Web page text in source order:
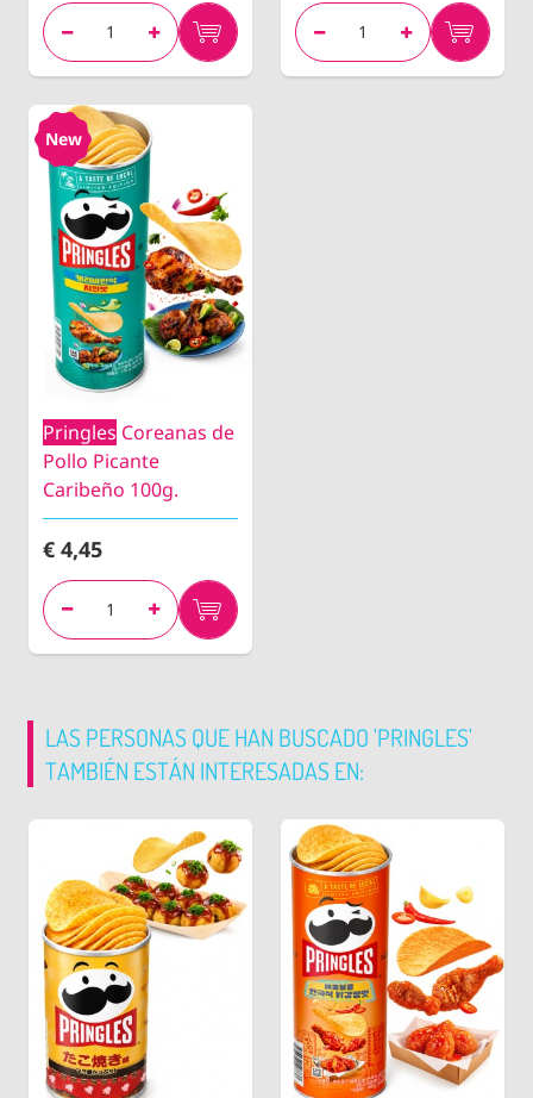
New
Pringles Coreanas de
Pollo Picante
Caribeño 100g.
€ 4,45
LAS PERSONAS QUE HAN BUSCADO 'PRINGLES'
TAMBIÉN ESTÁN INTERESADAS EN: